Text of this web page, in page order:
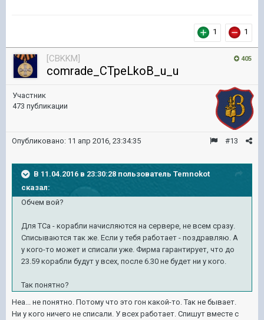
1 1
405
[CBKKM]
comrade_CTpeLkoB_u_u
Участник
473 публикации
#13
Опубликовано: 11 апр 2016, 23:34:35
В 11.04.2016 в 23:30:28 пользователь Temnokot
сказал:
Обчем вой?
Для ТСа - корабли начисляются на сервере, не всем сразу.
Списываются так же. Если у тебя работает - поздравляю. А
у кого-то может и списали уже. Фирма гарантирует, что до
23.59 корабли будут у всех, после 6.30 не будет ни у кого.
Так понятно?
Неа... не понятно. Потому что это гон какой-то. Так не бывает.
Ни у кого ничего не списали. У всех работает. Спишут вместе с